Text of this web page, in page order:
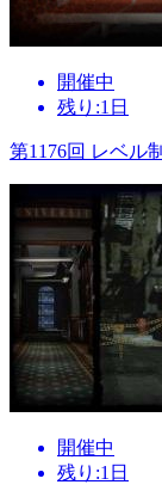
開催中
残り:1日
第1176回 レベル
開催中
残り:1日